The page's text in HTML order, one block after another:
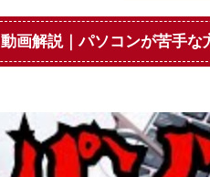
動画解説｜パソコンが苦手な